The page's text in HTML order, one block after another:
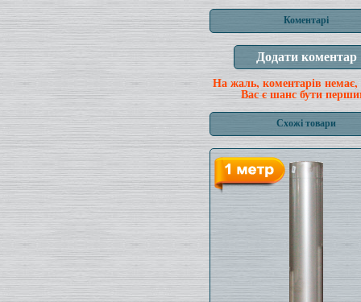
Коментарі
На жаль, коментарів немає,
Вас є шанс бути
Схожі товари